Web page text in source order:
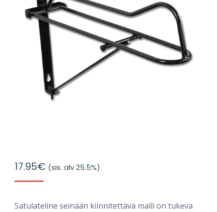
17.95€ (sis. alv 25.5%)
Satulateline seinään kiinnitettävä malli on tukeva